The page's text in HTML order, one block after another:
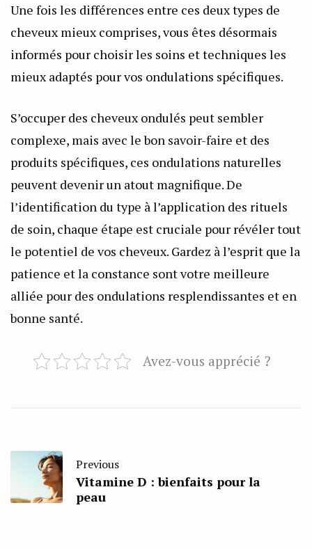
Une fois les différences entre ces deux types de
cheveux mieux comprises, vous êtes désormais
informés pour choisir les soins et techniques les
mieux adaptés pour vos ondulations spécifiques.
S’occuper des cheveux ondulés peut sembler
complexe, mais avec le bon savoir-faire et des
produits spécifiques, ces ondulations naturelles
peuvent devenir un atout magnifique. De
l’identification du type à l’application des rituels
de soin, chaque étape est cruciale pour révéler tout
le potentiel de vos cheveux. Gardez à l’esprit que la
patience et la constance sont votre meilleure
alliée pour des ondulations resplendissantes et en
bonne santé.
Avez-vous apprécié ?
Previous
Vitamine D : bienfaits pour la
peau